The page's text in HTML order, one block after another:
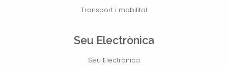
Transport i mobilitat
Seu Electrònica
Seu Electrònica